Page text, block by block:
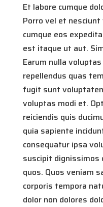
Et labore cumque
Porro vel et
cumque eos
est itaque ut aut.
Earum nulla
repellendus quas
fugit sunt
voluptas modi et.
reiciendis quis
quia sapiente
consequatur ipsa
suscipit dignissimos
quos. Quos veniam
corporis tempora
dolor non dolores